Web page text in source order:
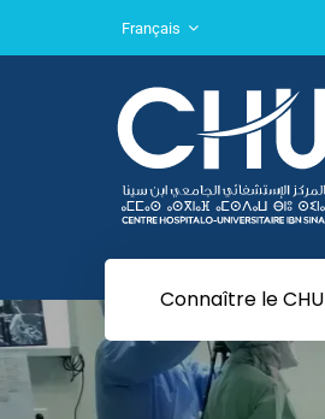
Français
Connaître le CHU